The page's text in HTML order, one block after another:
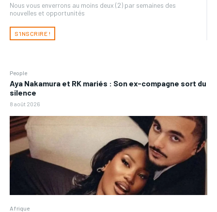
Nous vous enverrons au moins deux (2) par semaines des
nouvelles et opportunités
S'INSCRIRE !
People
Aya Nakamura et RK mariés : Son ex-compagne sort du
silence
8 août 2026
Afrique